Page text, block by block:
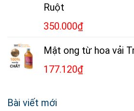
Ruột
350.000₫
Mật ong từ hoa vải
177.120₫
Bài viết mới